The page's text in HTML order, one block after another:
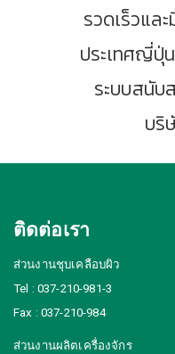
รวดเร็วแล
ประเทศญี่ปุ่
ระบบสนับ
บริ
ติดต่อเรา
ส่วนงานชุบเคลือบผิว
Tel : 037-210-981-3
Fax : 037-210-984
ส่วนงานผลิตเครื่องจักร